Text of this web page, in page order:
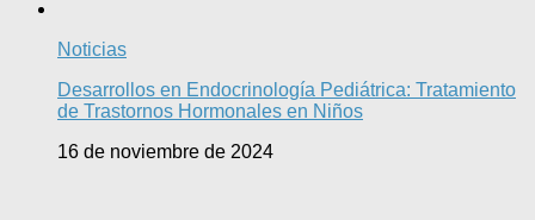
Noticias
Desarrollos en Endocrinología Pediátrica: Tratamiento
de Trastornos Hormonales en Niños
16 de noviembre de 2024